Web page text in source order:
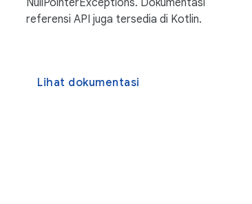
NullPointerExceptions. Dokumentasi
referensi API juga tersedia di Kotlin.
Lihat dokumentasi